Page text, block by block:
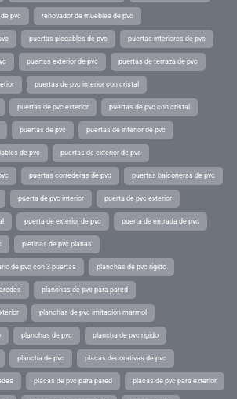
pvc renovador de muebles de pvc
puertas plegables de pvc puertas interiores de pvc
puertas exterior de pvc puertas de terraza de pvc
puertas de pvc interior con cristal
puertas de pvc exterior puertas de pvc con cristal
puertas de pvc puertas de interior de pvc
de pvc puertas de exterior de pvc
puertas correderas de pvc puertas balconeras de pvc
puerta de pvc interior puerta de pvc exterior
puerta de exterior de pvc puerta de entrada de pvc
pletinas de pvc planas
de pvc con 3 puertas planchas de pvc rígido
planchas de pvc para pared
planchas de pvc imitacion marmol
planchas de pvc plancha de pvc rigido
plancha de pvc placas decorativas de pvc
placas de pvc para pared placas de pvc para exterior